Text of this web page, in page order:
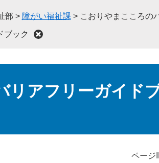
部 > 障がい福祉課 > こおりやまこころの
ブック
リアフリーガイド
ページ